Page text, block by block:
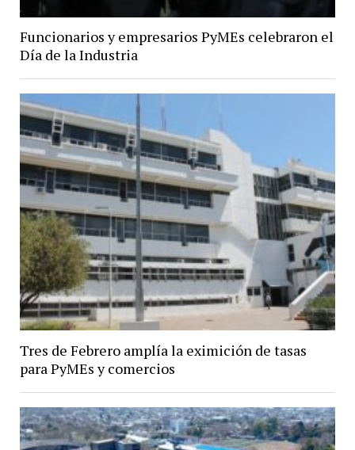
Funcionarios y empresarios PyMEs celebraron el
Día de la Industria
Tres de Febrero amplía la eximición de tasas
para PyMEs y comercios